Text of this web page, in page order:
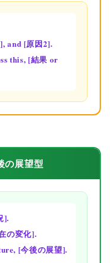
and [原因2].
this,[結果 or
の展望型
].
の変化].
[今後の展望].